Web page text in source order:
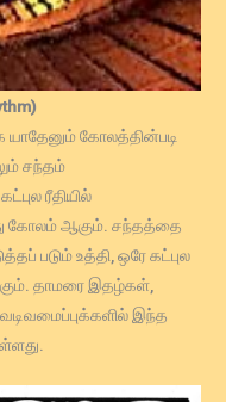
யாதேனும் கோலத்தின்படி
சந்தம்
ரீதியில்
கோலம் ஆகும். சந்தத்தை
படும் உத்தி, ஒரே கட்புல
தாமரை இதழ்கள்,
இந்த